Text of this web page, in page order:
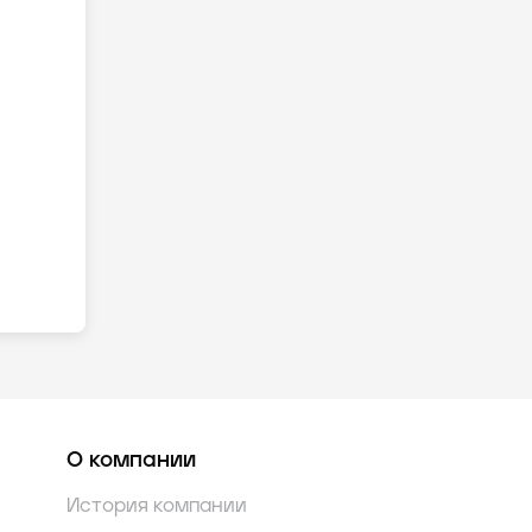
О компании
История компании